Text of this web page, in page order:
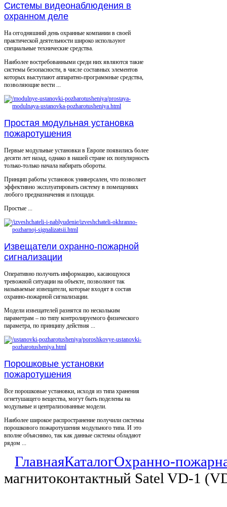
Системы видеонаблюдения в
охранном деле
На сегодняшний день охранные компании в своей
практической деятельности широко используют
специальные технические средства.
Наиболее востребованными среди них являются такие
системы безопасности, в числе составных элементов
которых выступают аппаратно-программные средства,
позволяющие вести ...
Простая модульная установка
пожаротушения
Первые модульные установки в Европе появились более
десяти лет назад, однако в нашей стране их популярность
только-только начала набирать обороты.
Принцип работы установок универсален, что позволяет
эффективно эксплуатировать систему в помещениях
любого предназначения и площади.
Простые ...
Извещатели охранно-пожарной
сигнализации
Оперативно получить информацию, касающуюся
тревожной ситуации на объекте, позволяют так
называемые извещатели, которые входят в состав
охранно-пожарной сигнализации.
Модели извещателей разнятся по нескольким
параметрам – по типу контролируемого физического
параметра, по принципу действия ...
Порошковые установки
пожаротушения
Все порошковые установки, исходя из типа хранения
огнетушащего вещества, могут быть поделены на
модульные и централизованные модели.
Наиболее широкое распространение получили системы
порошкового пожаротушения модульного типа. И это
вполне объяснимо, так как данные системы обладают
рядом ...
ГлавнаяКаталогОхранно-
магнитоконтактный Satel VD-1